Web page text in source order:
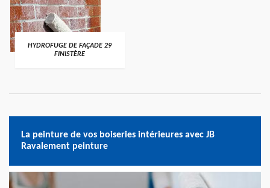
HYDROFUGE DE FAÇADE 29
FINISTÈRE
La peinture de vos boiseries intérieures avec JB
Ravalement peinture